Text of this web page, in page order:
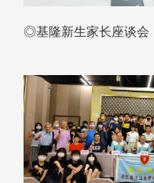
◎基隆新生家长座谈会